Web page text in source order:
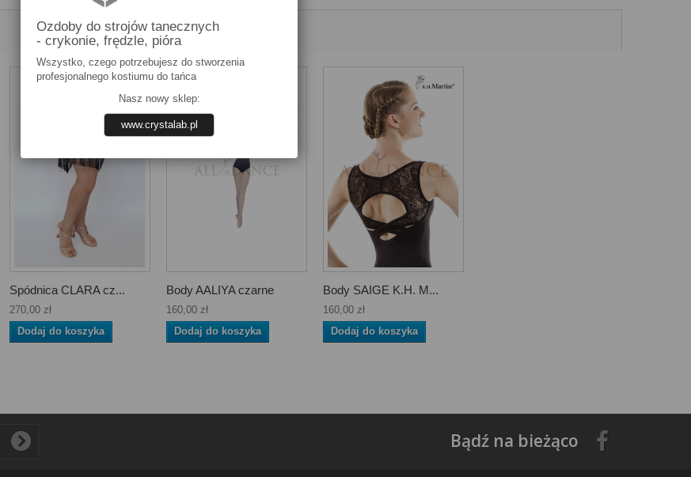
Spódnica CLARA cz...
270,00 zł
Dodaj do koszyka
Body AALIYA czarne
160,00 zł
Dodaj do koszyka
Body SAIGE K.H. M...
160,00 zł
Dodaj do koszyka
Bądź na bieżąco
Ozdoby do strojów tanecznych
- crykonie, frędzle, pióra
Wszystko, czego potrzebujesz do stworzenia
profesjonalnego kostiumu do tańca
Nasz nowy sklep:
www.crystalab.pl